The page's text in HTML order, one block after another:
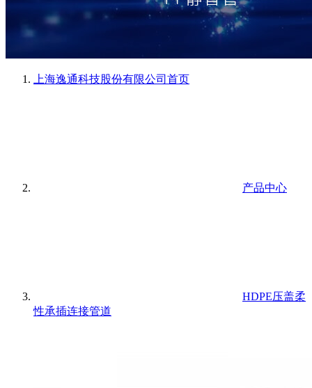
上海逸通科技股份有限公司 首页
产品中心
HDPE压盖柔
性承插连接管道